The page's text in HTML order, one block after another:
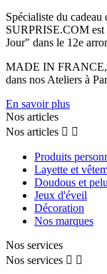
Spécialiste du
SURPRISE.COM
Jour" dans le 12e
MADE IN FRANCE,
dans nos Ateliers à
En savoir plus
Nos articles
Nos articles  
Produits
Layette et
Doudous et
Jeux d'éveil
Décoration
Nos marques
Nos services
Nos services  